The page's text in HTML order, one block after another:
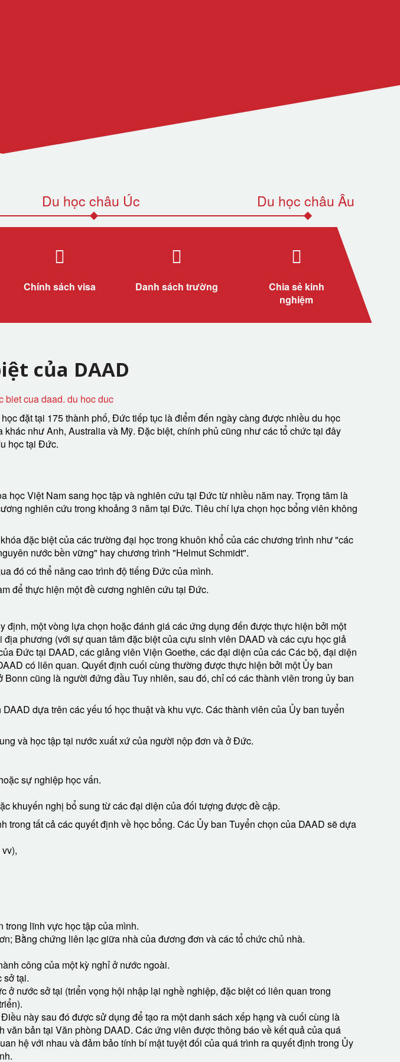
Du học châu Úc Du học châu Âu
Chính sách visa Danh sách trường
Chia sẻ kinh
nghiệm
của DAAD
biet cua daad. du hoc duc
đặt tại 175 thành phố, Đức tiếp tục là điểm đến ngày càng được nhiều du học
như Anh, Australia và Mỹ. Đặc biệt, chính phủ cũng như các tổ chức tại đây
học tại Đức.
Việt Nam sang học tập và nghiên cứu tại Đức từ nhiều năm nay. Trọng tâm là
nghiên cứu trong khoảng 3 năm tại Đức. Tiêu chí lựa chọn học bổng viên không
đặc biệt của các trường đại học trong khuôn khổ của các chương trình như "các
nước bền vững" hay chương trình "Helmut Schmidt".
đó có thể nâng cao trình độ tiếng Đức của mình.
để thực hiện một đề cương nghiên cứu tại Đức.
một vòng lựa chọn hoặc đánh giá các ứng dụng đến được thực hiện bởi một
phương (với sự quan tâm đặc biệt của cựu sinh viên DAAD và các cựu học giả
Đức tại DAAD, các giảng viên Viện Goethe, các đại diện của các Các bộ, đại diện
có liên quan. Quyết định cuối cùng thường được thực hiện bởi một Ủy ban
cũng là người đứng đầu Tuy nhiên, sau đó, chỉ có các thành viên trong ủy ban
dựa trên các yếu tố học thuật và khu vực. Các thành viên của Ủy ban tuyển
và học tập tại nước xuất xứ của người nộp đơn và ở Đức.
sự nghiệp học vấn.
khuyến nghị bổ sung từ các đại diện của đối tượng được đề cập.
tất cả các quyết định về học bổng. Các Ủy ban Tuyển chọn của DAAD sẽ dựa
lĩnh vực học tập của mình.
Bằng chứng liên lạc giữa nhà của đương đơn và các tổ chức chủ nhà.
công của một kỳ nghỉ ở nước ngoài.
sở tại.
nước sở tại (triển vọng hội nhập lại nghề nghiệp, đặc biệt có liên quan trong
này sau đó được sử dụng để tạo ra một danh sách xếp hạng và cuối cùng là
bản tại Văn phòng DAAD. Các ứng viên được thông báo về kết quả của quá
hệ với nhau và đảm bảo tính bí mật tuyệt đối của quá trình ra quyết định trong Ủy